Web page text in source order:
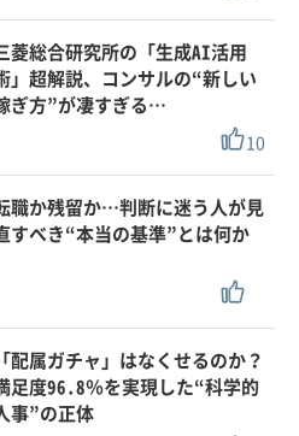
菱総合研究所の「生成AI活用
」超解説、コンサルの“新しい
ぎ方”が凄すぎる…
10
職か残留か…判断に迷う人が見
すべき“本当の基準”とは何か
「配属ガチャ」はなくせるのか？
足度96.8％を実現した“科学的
事”の正体